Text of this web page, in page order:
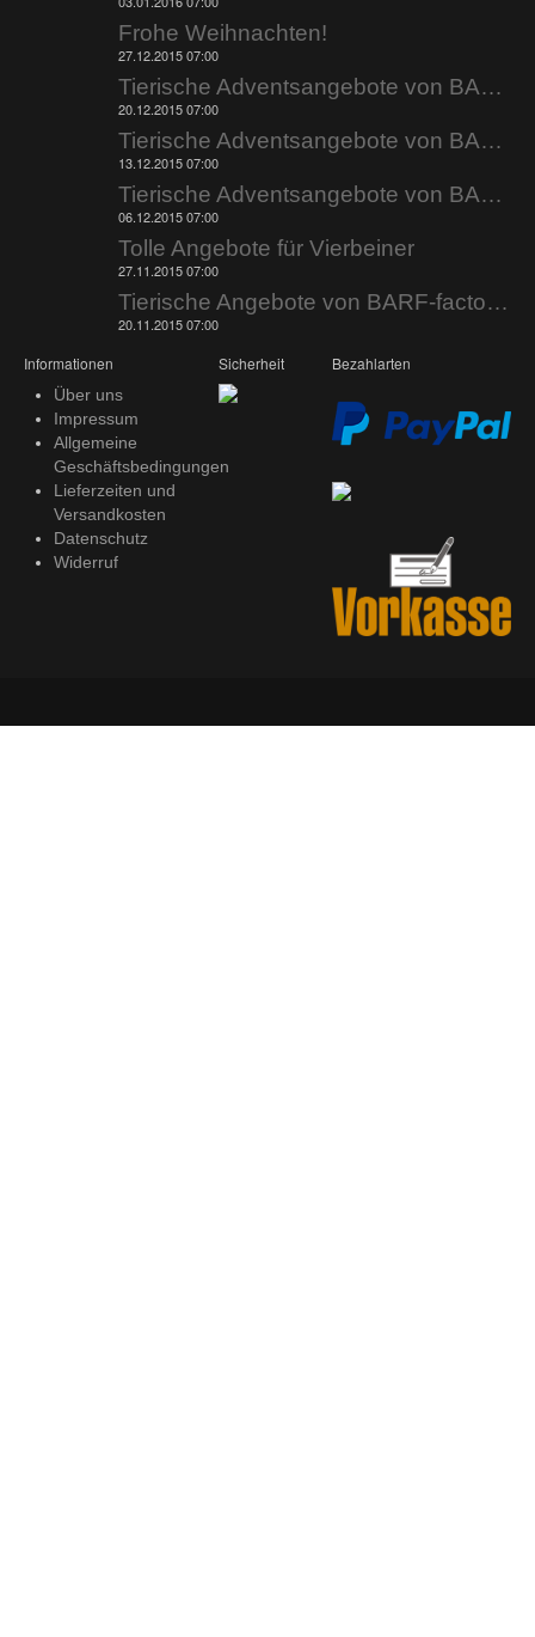
Frohe Weihnachten!
27.12.2015 07:00
Tierische Adventsangebote von BARF-factory.de
20.12.2015 07:00
Tierische Adventsangebote von BARF-factory.de
13.12.2015 07:00
Tierische Adventsangebote von BARF-factory.de
06.12.2015 07:00
Tolle Angebote für Vierbeiner
27.11.2015 07:00
Tierische Angebote von BARF-factory.de
20.11.2015 07:00
Informationen
Über uns
Impressum
Allgemeine
Geschäftsbedingungen
Lieferzeiten und
Versandkosten
Datenschutz
Widerruf
Sicherheit Bezahlarten